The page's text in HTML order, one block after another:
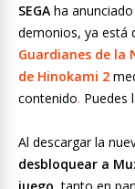
SEGA ha
demonios, ya está
Guardianes de la
de Hinokami 2
contenido. Puedes
Al descargar la
desbloquear a
juego, tanto en